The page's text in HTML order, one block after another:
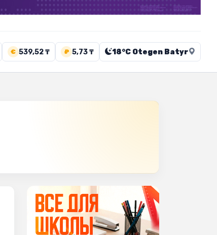
€ 539,52 ₸ ₽ 5,73 ₸ 18°C Otegen Batyr